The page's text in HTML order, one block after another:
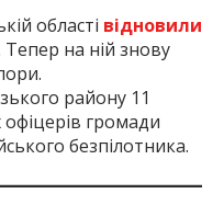
області відновили
Тепер на ній знову
району 11
громади
безпілотника.